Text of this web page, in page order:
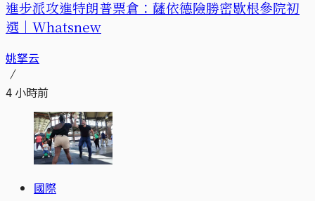
進步派攻進特朗普票倉：薩依德險勝密歇根參院初
選｜Whatsnew
姚拏云
4 小時前
國際